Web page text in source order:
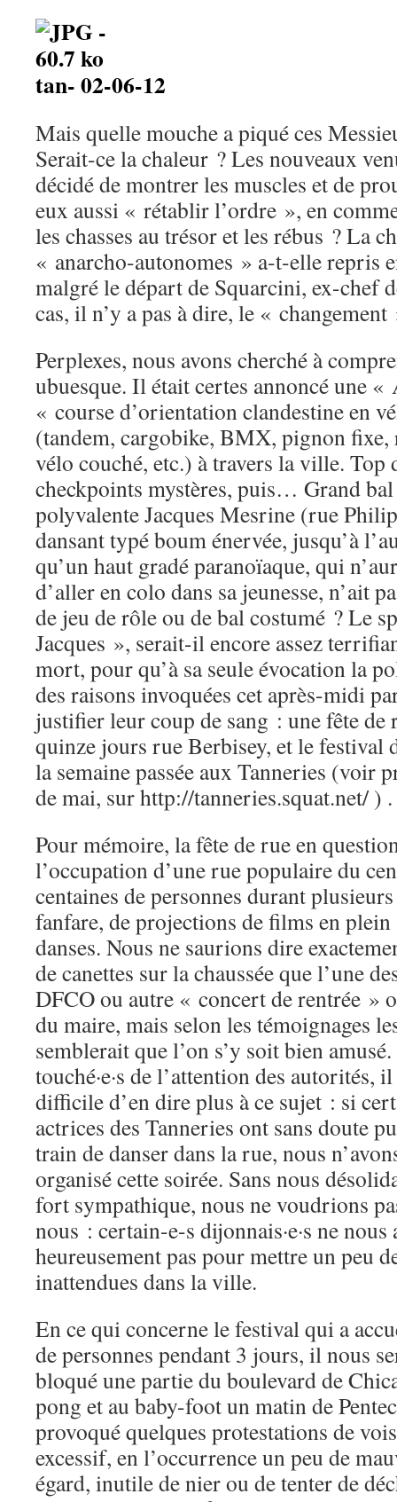
tan- 02-06-12
Mais quelle mouche a piqué ces
Serait-ce la chaleur ? Les nouveaux
décidé de montrer les muscles et de
eux aussi « rétablir l’ordre », en
les chasses au trésor et les rébus ? La
« anarcho-autonomes » a-t-elle repris
malgré le départ de Squarcini, ex-chef
cas, il n’y a pas à dire, le «
Perplexes, nous avons cherché à
ubuesque. Il était certes annoncé une
« course d’orientation clandestine en
(tandem, cargobike, BMX, pignon fixe,
vélo couché, etc.) à travers la ville. Top
checkpoints mystères, puis… Grand bal
polyvalente Jacques Mesrine (rue
dansant typé boum énervée, jusqu’à
qu’un haut gradé paranoïaque, qui
d’aller en colo dans sa jeunesse, n’ait
de jeu de rôle ou de bal costumé ? Le
Jacques », serait-il encore assez
mort, pour qu’à sa seule évocation la
des raisons invoquées cet après-midi
justifier leur coup de sang : une fête de
quinze jours rue Berbisey, et le festival
la semaine passée aux Tanneries (voir
de mai, sur http://tanneries.squat.net/ ) .
Pour mémoire, la fête de rue en
l’occupation d’une rue populaire du
centaines de personnes durant
fanfare, de projections de films en plein
danses. Nous ne saurions dire
de canettes sur la chaussée que l’une
DFCO ou autre « concert de rentrée »
du maire, mais selon les témoignages
semblerait que l’on s’y soit bien
touché·e·s de l’attention des autorités,
difficile d’en dire plus à ce sujet : si
actrices des Tanneries ont sans doute pu
train de danser dans la rue, nous
organisé cette soirée. Sans nous
fort sympathique, nous ne voudrions
nous : certain-e-s dijonnais·e·s ne nous
heureusement pas pour mettre un peu
inattendues dans la ville.
En ce qui concerne le festival qui a
de personnes pendant 3 jours, il nous
bloqué une partie du boulevard de
pong et au baby-foot un matin de
provoqué quelques protestations de
excessif, en l’occurrence un peu de
égard, inutile de nier ou de tenter de